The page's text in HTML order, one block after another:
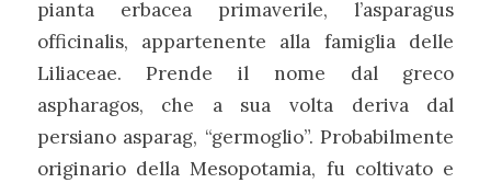
pianta erbacea primaverile, l’asparagus
officinalis, appartenente alla famiglia delle
Liliaceae. Prende il nome dal greco
aspharagos, che a sua volta deriva dal
persiano asparag, “germoglio”. Probabilmente
originario della Mesopotamia, fu coltivato e